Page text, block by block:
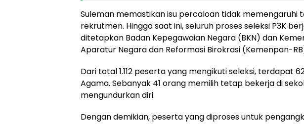
Suleman memastikan isu percaloan tidak memengaruhi
rekrutmen. Hingga saat ini, seluruh proses seleksi P3K
ditetapkan Badan Kepegawaian Negara (BKN) dan
Aparatur Negara dan Reformasi Birokrasi (Kemenpan-
Dari total 1.112 peserta yang mengikuti seleksi, terdapat
Agama. Sebanyak 41 orang memilih tetap bekerja di
mengundurkan diri.
Dengan demikian, peserta yang diproses untuk